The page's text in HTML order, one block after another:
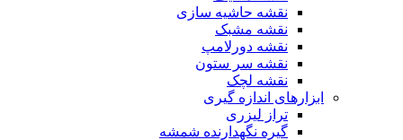
نقشه حاشیه سازی
نقشه مشبک
نقشه دورلامپ
نقشه سر ستون
نقشه لچک
ابزارهای اندازه گیری
تراز لیزری
گیره نگهدارنده شمشه